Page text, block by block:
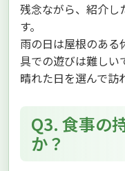
残念ながら、紹介し
す。
雨の日は屋根のあ
具での遊びは難しい
晴れた日を選んで訪
Q3. 食事の
か？